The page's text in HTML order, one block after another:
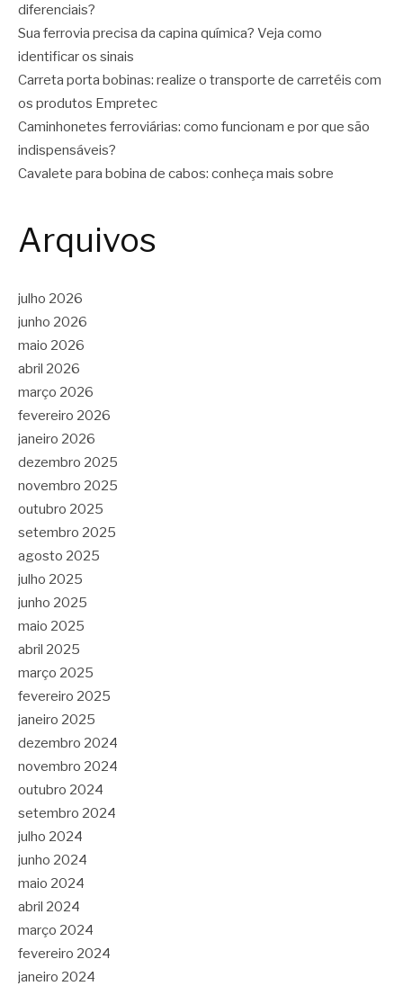
diferenciais?
Sua ferrovia precisa da capina química? Veja como
identificar os sinais
Carreta porta bobinas: realize o transporte de carretéis com
os produtos Empretec
Caminhonetes ferroviárias: como funcionam e por que são
indispensáveis?
Cavalete para bobina de cabos: conheça mais sobre
Arquivos
julho 2026
junho 2026
maio 2026
abril 2026
março 2026
fevereiro 2026
janeiro 2026
dezembro 2025
novembro 2025
outubro 2025
setembro 2025
agosto 2025
julho 2025
junho 2025
maio 2025
abril 2025
março 2025
fevereiro 2025
janeiro 2025
dezembro 2024
novembro 2024
outubro 2024
setembro 2024
julho 2024
junho 2024
maio 2024
abril 2024
março 2024
fevereiro 2024
janeiro 2024